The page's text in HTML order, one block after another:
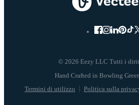
© 2026 Eezy LLC Tutti i
Termini di utilizzo Politica sulla